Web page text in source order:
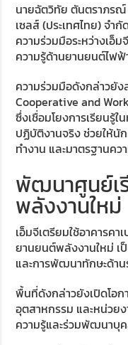
นายฉัตวิทัย ตันตราภรณ์
เซลส์ (ประเทศไทย) จำ
ความร่วมมือระหว่างเอ็
ความรู้ด้านยานยนต์ไฟ
ความร่วมมือดังกล่าวยั
Cooperative and
ซึ่งเชื่อมโยงการเรียนรู้
ปฏิบัติงานจริง ช่วยให้นัก
ทำงาน และมาตรฐานค
พัฒนาศูนย์เ
พลังงานใหม่
เอ็มจีเตรียมใช้อาคารค
ยานยนต์พลังงานใหม่ เ
และการพัฒนาทักษะด้า
พื้นที่ดังกล่าวยังเปิดโอ
อุตสาหกรรม และหน่วย
ความรู้และร่วมพัฒนา